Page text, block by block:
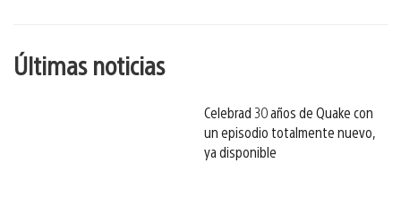
Últimas noticias
Celebrad 30 años de Quake con
un episodio totalmente nuevo,
ya disponible